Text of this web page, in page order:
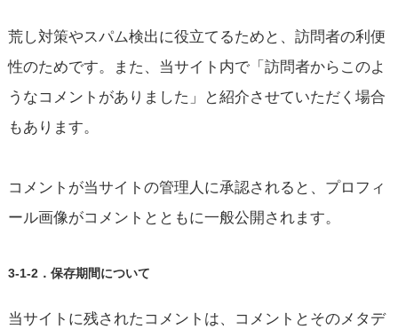
荒し対策やスパム検出に役立てるためと、訪問者の利便
性のためです。また、当サイト内で「訪問者からこのよ
うなコメントがありました」と紹介させていただく場合
もあります。
コメントが当サイトの管理人に承認されると、プロフィ
ール画像がコメントとともに一般公開されます。
3-1-2．保存期間について
当サイトに残されたコメントは、コメントとそのメタデ